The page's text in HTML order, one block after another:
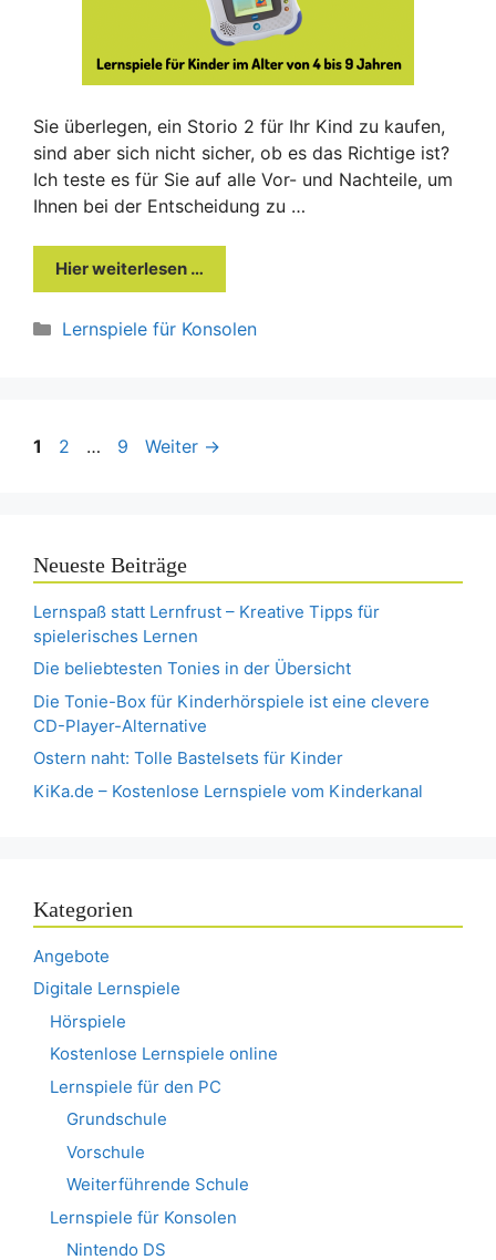
Sie überlegen, ein Storio 2 für Ihr Kind zu kaufen,
sind aber sich nicht sicher, ob es das Richtige ist?
Ich teste es für Sie auf alle Vor- und Nachteile, um
Ihnen bei der Entscheidung zu …
Hier weiterlesen …
Kategorien
Lernspiele für Konsolen
Seite
1 Seite
2 … Seite
9 Weiter →
Neueste Beiträge
Lernspaß statt Lernfrust – Kreative Tipps für
spielerisches Lernen
Die beliebtesten Tonies in der Übersicht
Die Tonie-Box für Kinderhörspiele ist eine clevere
CD-Player-Alternative
Ostern naht: Tolle Bastelsets für Kinder
KiKa.de – Kostenlose Lernspiele vom Kinderkanal
Kategorien
Angebote
Digitale Lernspiele
Hörspiele
Kostenlose Lernspiele online
Lernspiele für den PC
Grundschule
Vorschule
Weiterführende Schule
Lernspiele für Konsolen
Nintendo DS